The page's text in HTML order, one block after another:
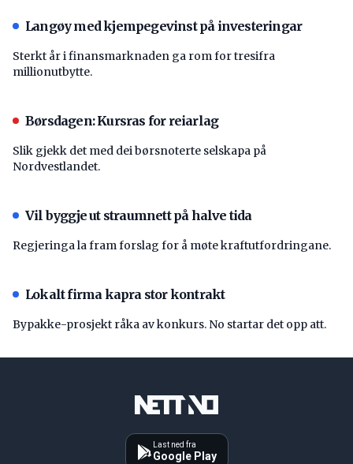
Langøy med kjempegevinst på investeringar
Sterkt år i finansmarknaden ga rom for tresifra
millionutbytte.
Børsdagen: Kursras for reiarlag
Slik gjekk det med dei børsnoterte selskapa på
Nordvestlandet.
Vil byggje ut straumnett på halve tida
Regjeringa la fram forslag for å møte kraftutfordringane.
Lokalt firma kapra stor kontrakt
Bypakke-prosjekt råka av konkurs. No startar det opp att.
Last ned fra
Google Play